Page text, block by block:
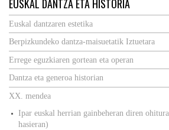
EUSKAL DANTZA ETA HISTORIA
Euskal dantzaren estetika
Berpizkundeko dantza-maisuetatik Iztuetara
Errege eguzkiaren gortean eta operan
Dantza eta generoa historian
XX. mendea
Ipar euskal herrian gainbeheran diren
hasieran)